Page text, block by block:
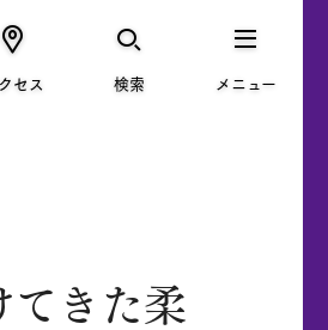
セス 検索 メニュー
きた柔